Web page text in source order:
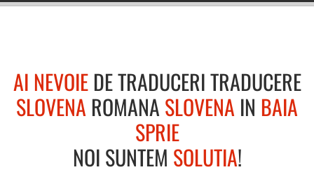
AI NEVOIEDE TRADUCERI TRADUCERE
SLOVENA ROMANA SLOVENA IN BAIA
SPRIE
NOI SUNTEM SOLUTIA!